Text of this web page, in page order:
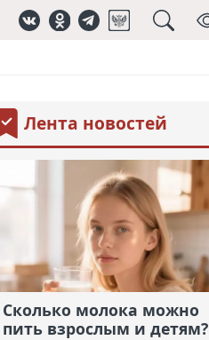
Лента новостей
Сколько молока можно
пить взрослым и детям?